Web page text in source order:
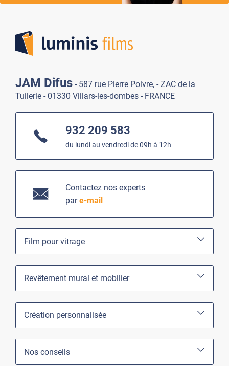
JAM Difus - 587 rue Pierre Poivre, - ZAC de la
Tuilerie - 01330 Villars-les-dombes - FRANCE
932 209 583
du lundi au vendredi de 09h à 12h
Contactez nos experts
pare-mail
Film pour vitrage
Revêtement mural et mobilier
Création personnalisée
Nos conseils